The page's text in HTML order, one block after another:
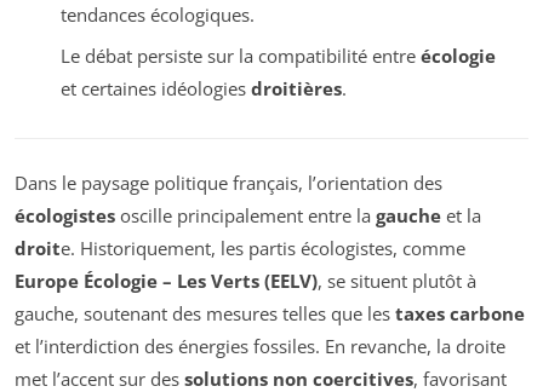
tendances écologiques.
Le débat persiste sur la compatibilité entre écologie
et certaines idéologies droitières.
Dans le paysage politique français, l’orientation des
écologistes oscille principalement entre la gauche et la
droite. Historiquement, les partis écologistes, comme
Europe Écologie – Les Verts (EELV), se situent plutôt à
gauche, soutenant des mesures telles que les taxes carbone
et l’interdiction des énergies fossiles. En revanche, la droite
met l’accent sur des solutions non coercitives, favorisant